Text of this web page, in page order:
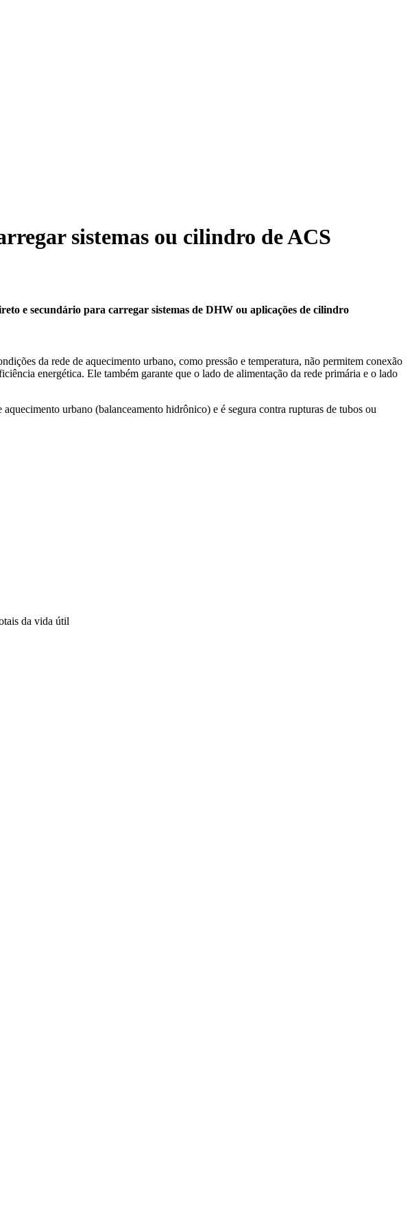
sistemas ou cilindro de ACS
e secundário para carregar sistemas de DHW ou aplicações de cilindro
da rede de aquecimento urbano, como pressão e temperatura, não permitem conexão
energética. Ele também garante que o lado de alimentação da rede primária e o lado
aquecimento urbano (balanceamento hidrônico) e é segura contra rupturas de tubos ou
da vida útil